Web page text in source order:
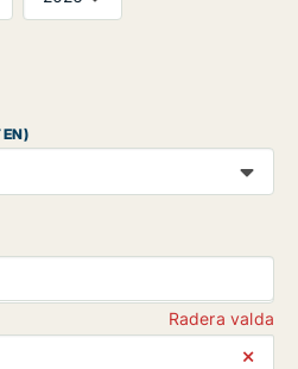
EN)
Radera valda
⨯